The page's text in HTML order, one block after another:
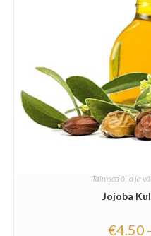
Taimsed õlid ja
Jojoba
€4.50